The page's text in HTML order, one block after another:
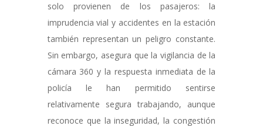
solo provienen de los pasajeros: la
imprudencia vial y accidentes en la estación
también representan un peligro constante.
Sin embargo, asegura que la vigilancia de la
cámara 360 y la respuesta inmediata de la
policía le han permitido sentirse
relativamente segura trabajando, aunque
reconoce que la inseguridad, la congestión